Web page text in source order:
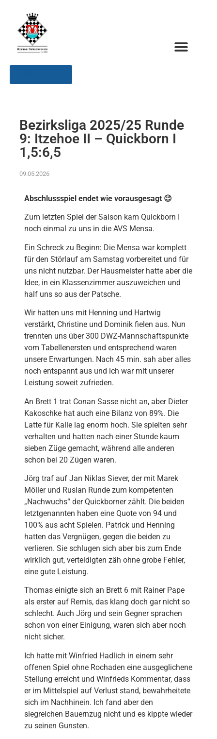
Bezirksliga 2025/25 Runde
9: Itzehoe II – Quickborn I
1,5:6,5
09.05.2026
Abschlussspiel endet wie vorausgesagt 😉
Zum letzten Spiel der Saison kam Quickborn I
noch einmal zu uns in die AVS Mensa.
Ein Schreck zu Beginn: Die Mensa war komplett
für den Störlauf am Samstag vorbereitet und für
uns nicht nutzbar. Der Hausmeister hatte aber die
Idee, in ein Klassenzimmer auszuweichen und
half uns so aus der Patsche.
Wir hatten uns mit Henning und Hartwig
verstärkt, Christine und Dominik fielen aus. Nun
trennten uns über 300 DWZ-Mannschaftspunkte
vom Tabellenersten und entsprechend waren
unsere Erwartungen. Nach 45 min. sah aber alles
noch entspannt aus und ich war mit unserer
Leistung soweit zufrieden.
An Brett 1 trat Conan Sasse nicht an, aber Dieter
Kakoschke hat auch eine Bilanz von 89%. Die
Latte für Kalle lag enorm hoch. Sie spielten sehr
verhalten und hatten nach einer Stunde kaum
sieben Züge gemacht, während alle anderen
schon bei 20 Zügen waren.
Jörg traf auf Jan Niklas Siever, der mit Marek
Möller und Ruslan Runde zum kompetenten
„Nachwuchs“ der Quickborner zählt. Die beiden
letztgenannten haben eine Quote von 94 und
100% aus acht Spielen. Patrick und Henning
hatten das Vergnügen, gegen die beiden zu
verlieren. Sie schlugen sich aber bis zum Ende
wirklich gut, verteidigten zäh ohne grobe Fehler,
eine gute Leistung.
Thomas einigte sich an Brett 6 mit Rainer Pape
als erster auf Remis, das klang doch gar nicht so
schlecht. Auch Jörg und sein Gegner sprachen
schon von einer Einigung, waren sich aber noch
nicht sicher.
Ich hatte mit Winfried Hadlich in einem sehr
offenen Spiel ohne Rochaden eine ausgeglichene
Stellung erreicht und Winfrieds Kommentar, dass
er im Mittelspiel auf Verlust stand, bewahrheitete
sich im Nachhinein. Ich fand aber den
siegreichen Bauernzug nicht und es kippte wieder
zu seinen Gunsten.